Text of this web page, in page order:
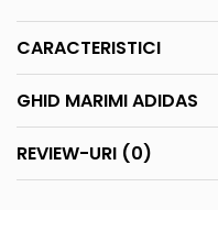
-Guler ridicat
CARACTERISTICI
GHID MARIMI ADIDAS
REVIEW-URI (0)